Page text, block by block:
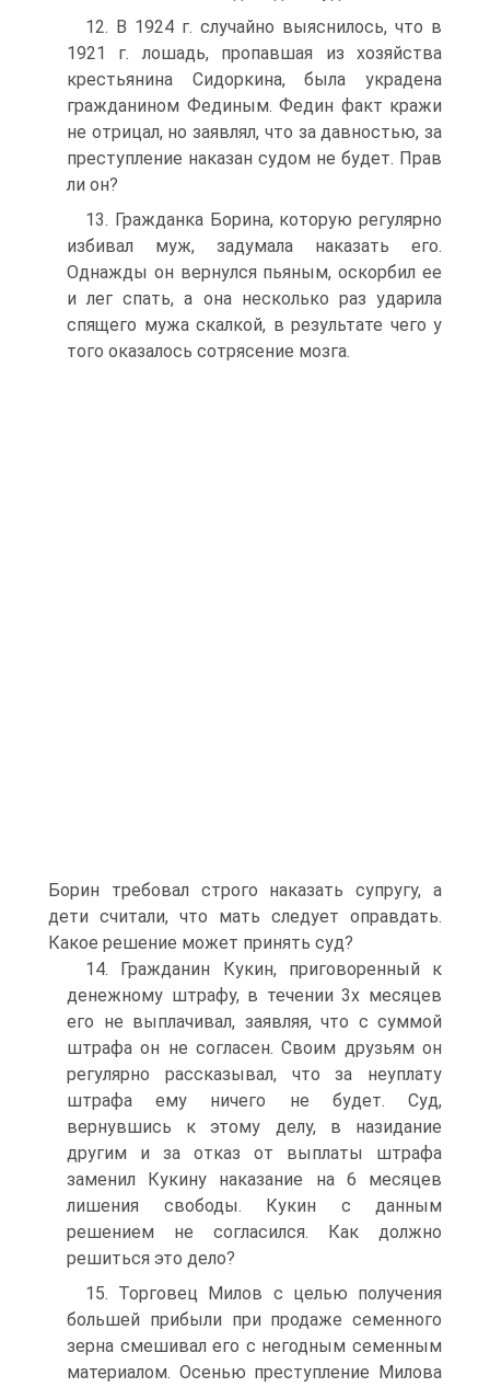
12. В 1924 г. случайно выяснилось, что в
1921 г. лошадь, пропавшая из хозяйства
крестьянина Сидоркина, была украдена
гражданином Фединым. Федин факт кражи
не отрицал, но заявлял, что за давностью, за
преступление наказан судом не будет. Прав
ли он?
13. Гражданка Борина, которую регулярно
избивал муж, задумала наказать его.
Однажды он вернулся пьяным, оскорбил ее
и лег спать, а она несколько раз ударила
спящего мужа скалкой, в результате чего у
того оказалось сотрясение мозга.
Борин требовал строго наказать супругу, а
дети считали, что мать следует оправдать.
Какое решение может принять суд?
14. Гражданин Кукин, приговоренный к
денежному штрафу, в течении 3­х месяцев
его не выплачивал, заявляя, что с суммой
штрафа он не согласен. Своим друзьям он
регулярно рассказывал, что за неуплату
штрафа ему ничего не будет. Суд,
вернувшись к этому делу, в назидание
другим и за отказ от выплаты штрафа
заменил Кукину наказание на 6 месяцев
лишения свободы. Кукин с данным
решением не согласился. Как должно
решиться это дело?
15. Торговец Милов с целью получения
большей прибыли при продаже семенного
зерна смешивал его с негодным семенным
материалом. Осенью преступление Милова